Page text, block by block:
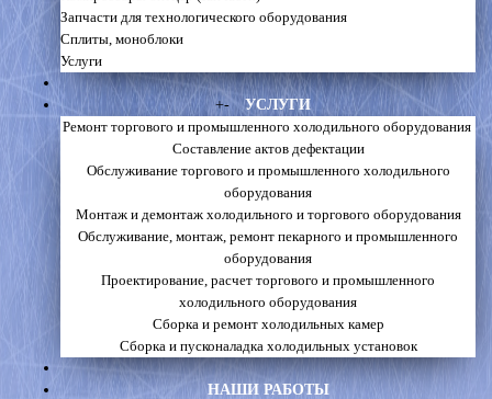
Запчасти для технологического оборудования
Сплиты, моноблоки
Услуги
+-
УСЛУГИ
Ремонт торгового и промышленного холодильного оборудования
Составление актов дефектации
Обслуживание торгового и промышленного холодильного
оборудования
Монтаж и демонтаж холодильного и торгового оборудования
Обслуживание, монтаж, ремонт пекарного и промышленного
оборудования
Проектирование, расчет торгового и промышленного
холодильного оборудования
Сборка и ремонт холодильных камер
Сборка и пусконаладка холодильных установок
НАШИ РАБОТЫ